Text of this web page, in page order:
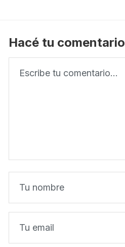
Hacé tu comentario